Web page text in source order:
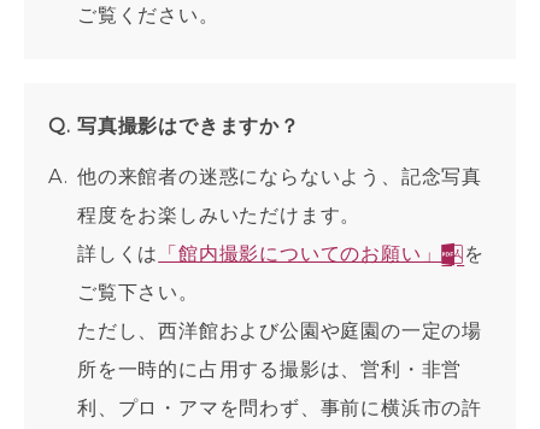
ご覧ください。
写真撮影はできますか？
他の来館者の迷惑にならないよう、記念写真
程度をお楽しみいただけます。
詳しくは 「館内撮影についてのお願い」
を
ご覧下さい。
ただし、西洋館および公園や庭園の一定の場
所を一時的に占用する撮影は、営利・非営
利、プロ・アマを問わず、事前に横浜市の許